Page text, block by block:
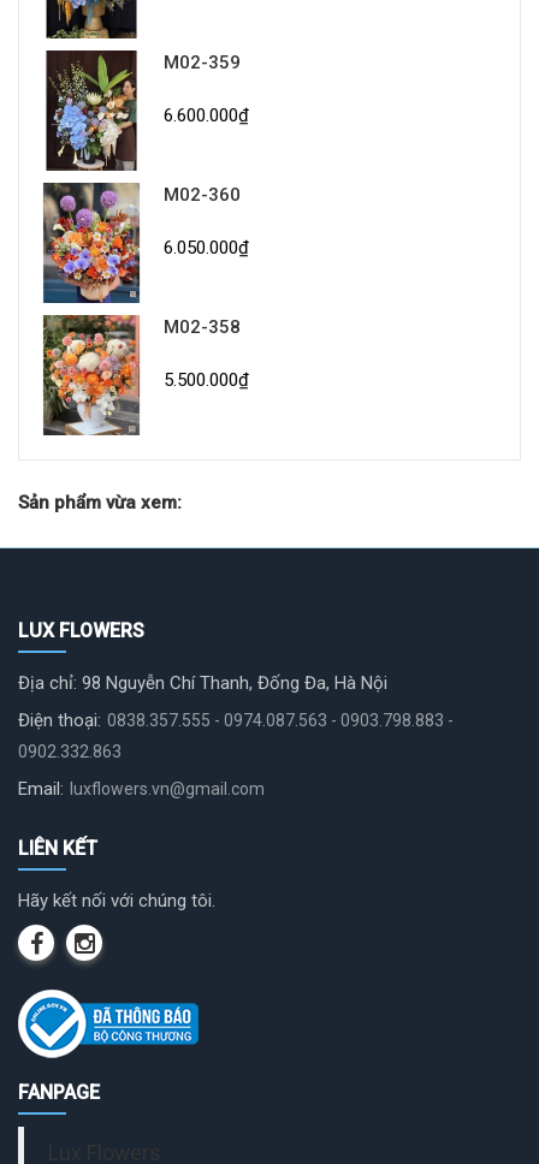
M02-359
6.600.000₫
M02-360
6.050.000₫
M02-358
5.500.000₫
Sản phẩm vừa xem:
LUX FLOWERS
Địa chỉ: 98 Nguyễn Chí Thanh, Đống Đa, Hà Nội
Điện thoại: 0838.357.555 - 0974.087.563 - 0903.798.883 -
0902.332.863
Email: luxflowers.vn@gmail.com
LIÊN KẾT
Hãy kết nối với chúng tôi.
FANPAGE
Lux Flowers